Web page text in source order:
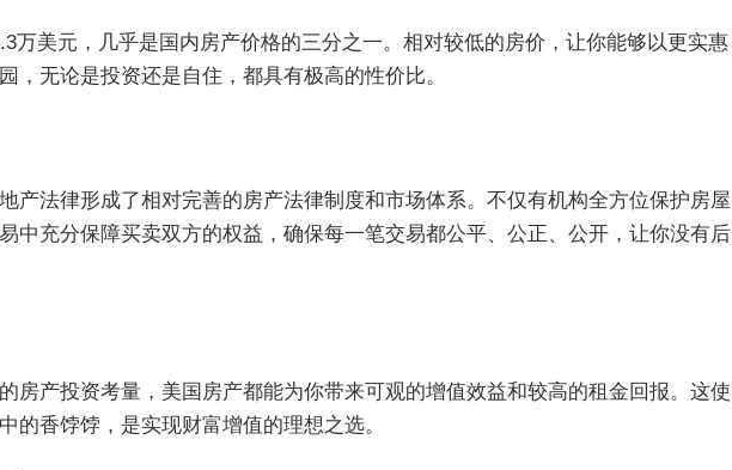
万美元，几乎是国内房产价格的三分之一。相对较低的房价，让你能够以更实惠
，无论是投资还是自住，都具有极高的性价比。
产法律形成了相对完善的房产法律制度和市场体系。不仅有机构全方位保护房屋
中充分保障买卖双方的权益，确保每一笔交易都公平、公正、公开，让你没有后
房产投资考量，美国房产都能为你带来可观的增值效益和较高的租金回报。这使
的香饽饽，是实现财富增值的理想之选。